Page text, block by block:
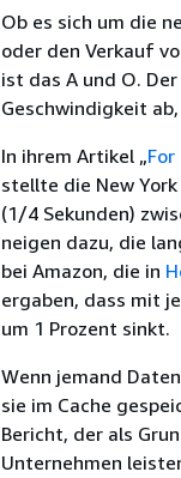
Ob es sich um die
oder den Verkauf
ist das A und O.
Geschwindigkeit
In ihrem Artikel „
stellte die New
(1/4 Sekunden)
neigen dazu, die
bei Amazon, die in
ergaben, dass mit
um 1 Prozent sinkt.
Wenn jemand
sie im Cache
Bericht, der als
Unternehmen